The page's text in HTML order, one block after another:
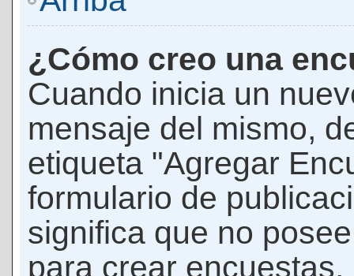
¿Cómo creo una
Cuando inicia un
mensaje del mismo,
etiqueta "Agregar
formulario de
significa que no
para crear